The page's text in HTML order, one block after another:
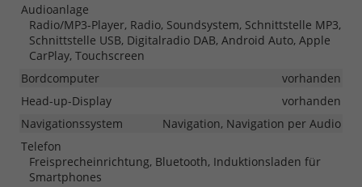
Audioanlage
Radio/MP3-Player, Radio, Soundsystem, Schnittstelle MP3,
Schnittstelle USB, Digitalradio DAB, Android Auto, Apple
CarPlay, Touchscreen
Bordcomputer
vorhanden
Head-up-Display
vorhanden
Navigationssystem
Navigation, Navigation per Audio
Telefon
Freisprecheinrichtung, Bluetooth, Induktionsladen für
Smartphones